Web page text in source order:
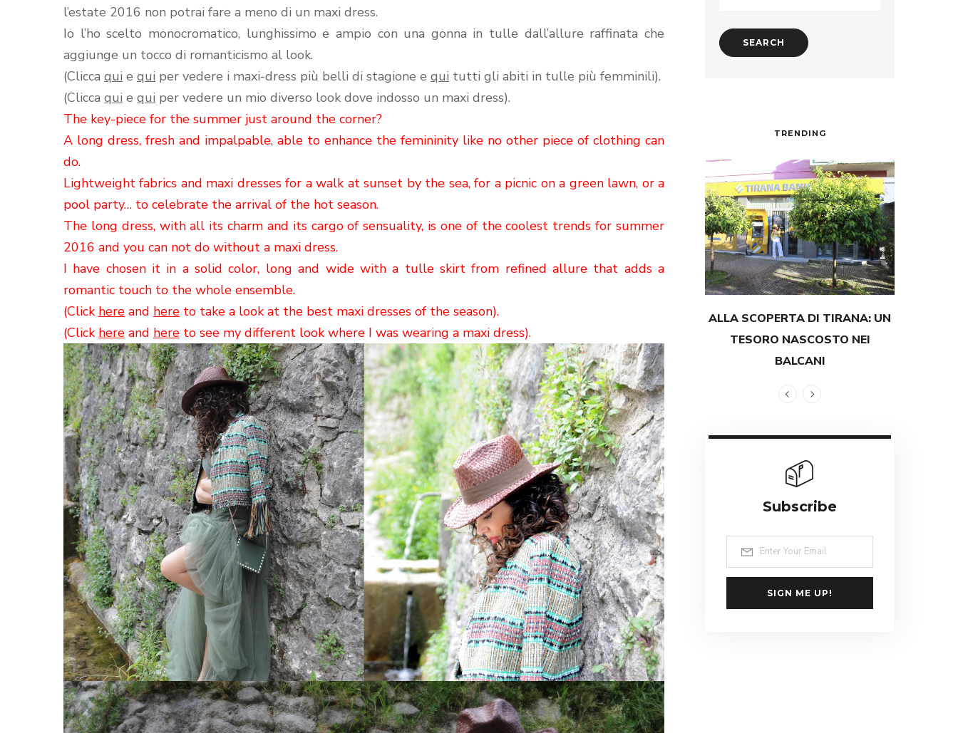
l’estate 2016 non potrai fare a meno di un maxi dress.
Io l’ho scelto monocromatico, lunghissimo e ampio con una gonna in tulle dall’allure raffinata che
aggiunge un tocco di romanticismo al look.
(Clicca qui e qui per vedere i maxi-dress più belli di stagione e qui tutti gli abiti in tulle più femminili).
(Clicca qui e qui per vedere un mio diverso look dove indosso un maxi dress).
The key-piece for the summer just around the corner?
A long dress, fresh and impalpable, able to enhance the femininity like no other piece of clothing can
do.
Lightweight fabrics and maxi dresses for a walk at sunset by the sea, for a picnic on a green lawn, or a
pool party… to celebrate the arrival of the hot season.
The long dress, withall its charm and its cargo of sensuality, is one of the coolest trends for summer
2016 and you can not do without a maxi dress.
I have chosen it in a solid color, long and wide with a tulle skirt from refined allure that adds a
romantic touch to the whole ensemble.
(Click here and here to take a look at the best maxi dresses of the season).
(Click here and here to see my different look where I was wearing a maxi dress).
TRENDING
ALLA SCOPERTA DI TIRANA: UN
TESORO NASCOSTO NEI
BALCANI
Subscribe
SIGN ME UP!